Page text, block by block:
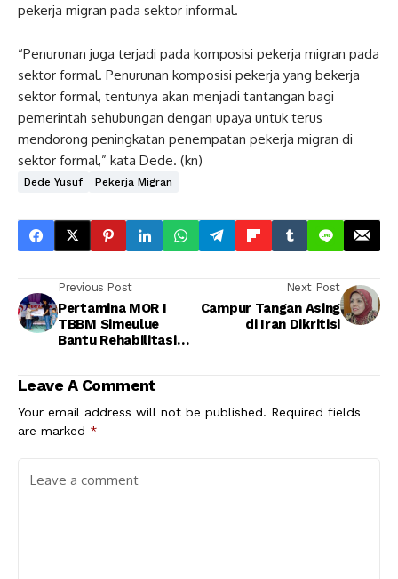
pekerja migran pada sektor informal.
“Penurunan juga terjadi pada komposisi pekerja migran pada
sektor formal. Penurunan komposisi pekerja yang bekerja
sektor formal, tentunya akan menjadi tantangan bagi
pemerintah sehubungan dengan upaya untuk terus
mendorong peningkatan penempatan pekerja migran di
sektor formal,” kata Dede. (kn)
Dede Yusuf Pekerja Migran
Previous Post
Pertamina MOR I
TBBM Simeulue
Bantu Rehabilitasi
Next Post
Campur Tangan Asing
di Iran Dikritisi
Leave A Comment
Your email address will not be published. Required fields
are marked *